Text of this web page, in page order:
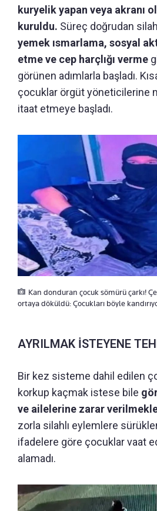
kuryelik yapan veya akranı
kuruldu. Süreç doğrudan
yemek ısmarlama, sosyal
etme ve cep harçlığı verme
görünen adımlarla başladı.
çocuklar örgüt yöneticilerine
itaat etmeye başladı.
Kan donduran çocuk sömürü çarkı!
ortaya döküldü: Çocukları böyle
AYRILMAK İSTEYENE
Bir kez sisteme dahil edilen
korkup kaçmak istese bile
ve ailelerine zarar
zorla silahlı eylemlere
ifadelere göre çocuklar vaat
alamadı.